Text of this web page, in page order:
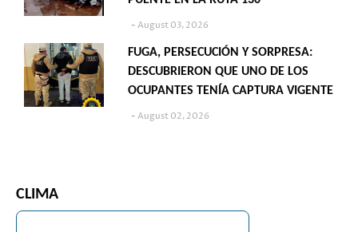
August 03, 2026
FUGA, PERSECUCIÓN Y SORPRESA:
DESCUBRIERON QUE UNO DE LOS
OCUPANTES TENÍA CAPTURA VIGENTE
August 02, 2026
CLIMA